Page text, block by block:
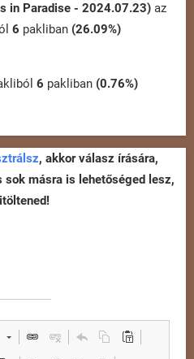
in Paradise - 2024.07.23) az
6 pakliban (26.09%)
6 pakliban (0.76%)
, akkor válasz írására,
másra is lehetőséged lesz,